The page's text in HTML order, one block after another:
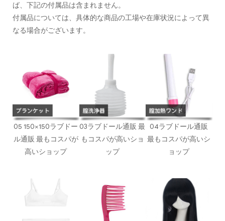
ば、下記の付属品は含まれません。
付属品については、具体的な商品の工場や在庫状況によって異
なる場合がございます。
05 150×150ラブドー
ル通販 最もコスパが
高いショップ
03ラブドール通販 最
もコスパが高いショ
ップ
04ラブドール通販
最もコスパが高いシ
ョップ